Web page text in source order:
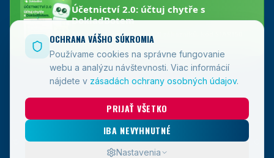
© 2026 RESTARTSTAGE PRODUCTION - FZCO, odštěpný závod, IČO:
22161104
OCHRANA VÁŠHO SÚKROMIA
Používame cookies na správne fungovanie
webu a analýzu návštevnosti. Viac informácií
nájdete v zásadách ochrany osobných údajov.
PRIJAŤ VŠETKO
IBA NEVYHNUTNÉ
Nastavenia